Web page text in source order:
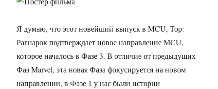
Я думаю, что этот новейший выпуск в MCU, Тор:
Рагнарок подтверждает новое направление MCU,
которое началось в Фазе 3. В отличие от предыдущих
Фаз Marvel, эта новая Фаза фокусируется на новом
направлении, в Фазе 1 у нас были истории